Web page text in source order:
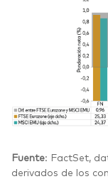
Fuente: FactSet,
derivados de los